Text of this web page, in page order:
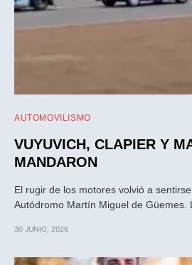
AUTOMOVILISMO
VUYUVICH, CLAPIER Y
MANDARON
El rugir de los motores volvió a
Autódromo Martín Miguel de Güemes.
30 JUNIO, 2026